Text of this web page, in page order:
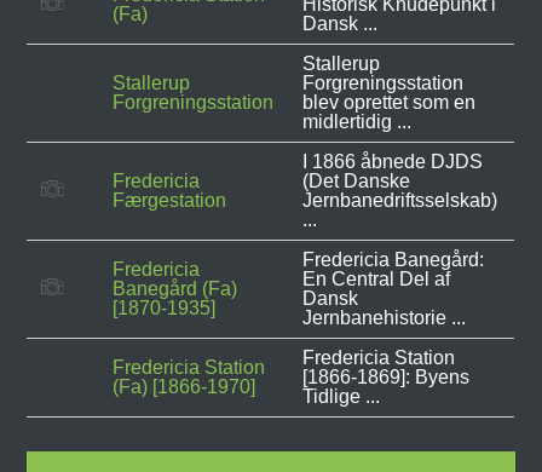
(Fa)
Historisk Knudepunkt i
Dansk ...
Stallerup
Forgreningsstation
Stallerup
Forgreningsstation
blev oprettet som en
midlertidig ...
Fredericia
Færgestation
I 1866 åbnede DJDS
(Det Danske
Jernbanedriftsselskab)
...
Fredericia
Banegård (Fa)
[1870-1935]
Fredericia Banegård:
En Central Del af
Dansk
Jernbanehistorie ...
Fredericia Station
(Fa) [1866-1970]
Fredericia Station
[1866-1869]: Byens
Tidlige ...